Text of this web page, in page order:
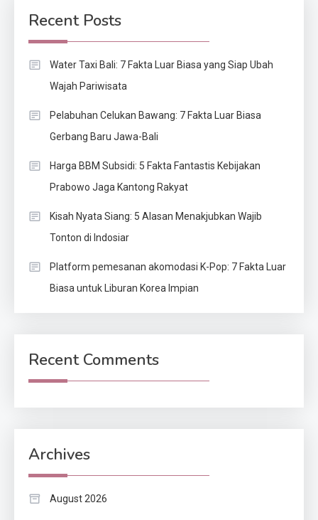
Recent Posts
Water Taxi Bali: 7 Fakta Luar Biasa yang Siap Ubah
Wajah Pariwisata
Pelabuhan Celukan Bawang: 7 Fakta Luar Biasa
Gerbang Baru Jawa-Bali
Harga BBM Subsidi: 5 Fakta Fantastis Kebijakan
Prabowo Jaga Kantong Rakyat
Kisah Nyata Siang: 5 Alasan Menakjubkan Wajib
Tonton di Indosiar
Platform pemesanan akomodasi K-Pop: 7 Fakta Luar
Biasa untuk Liburan Korea Impian
Recent Comments
Archives
August 2026